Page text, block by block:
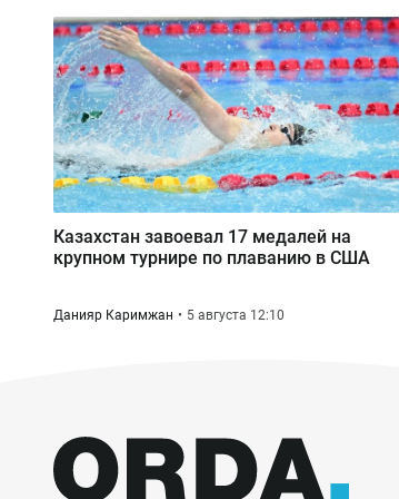
Казахстан завоевал 17 медалей на
крупном турнире по плаванию в США
Данияр Каримжан 5 августа 12:10